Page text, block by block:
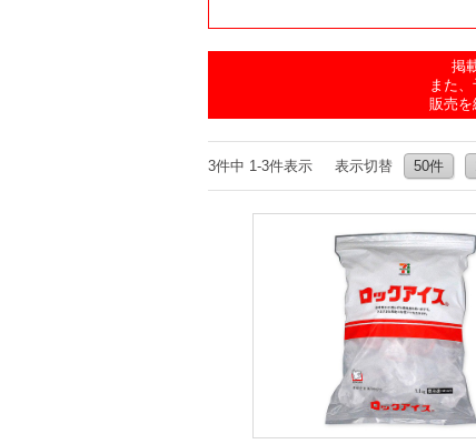
掲
また
販売を
3件中 1-3件表示 表示切替 50件